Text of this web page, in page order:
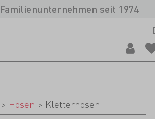
Familienunternehmen seit 1974
> Hosen > Kletterhosen